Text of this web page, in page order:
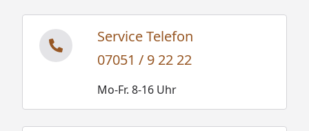
Service Telefon
07051 / 9 22 22
Mo-Fr. 8-16 Uhr